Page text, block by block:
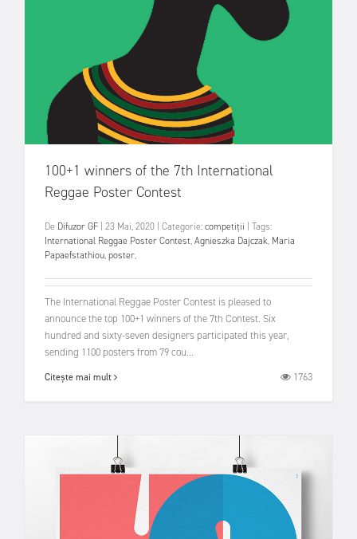
100+1 winners of the 7th International
Reggae Poster Contest
De Difuzor GF 23 Mai, 2020 Categorie:competiții
Tags:
International Reggae Poster Contest,Agnieszka Dajczak, Maria
Papaefstathiou,poster,
The International Reggae Poster Contest is pleased to
announce the top 100+1 winners of the 7th Contest. Six
hundred and sixty-seven designers participated this year,
sending 1100 posters from 79 cou...
Citește mai mult 1763